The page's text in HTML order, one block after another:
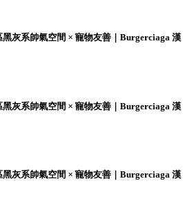
黑灰系帥氣空間 × 寵物友善｜Burgerciaga 漢
黑灰系帥氣空間 × 寵物友善｜Burgerciaga 漢
黑灰系帥氣空間 × 寵物友善｜Burgerciaga 漢